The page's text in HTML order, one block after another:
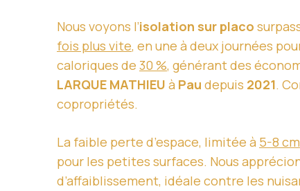
Nous voyons l’isolation sur placo
fois plus vite, en une à deux journées
caloriques de 30 %, générant des
LARQUE MATHIEU à Pau depuis 2021.
copropriétés.
La faible perte d’espace, limitée à 5-8 cm
pour les petites surfaces. Nous
d’affaiblissement, idéale contre les